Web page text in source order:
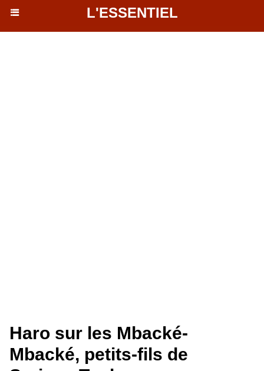
L'ESSENTIEL
Haro sur les Mbacké-
Mbacké, petits-fils de